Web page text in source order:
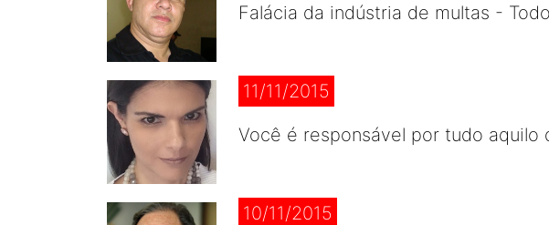
Falácia da indústria de multas -
11/11/2015
Você é responsável por tudo
10/11/2015